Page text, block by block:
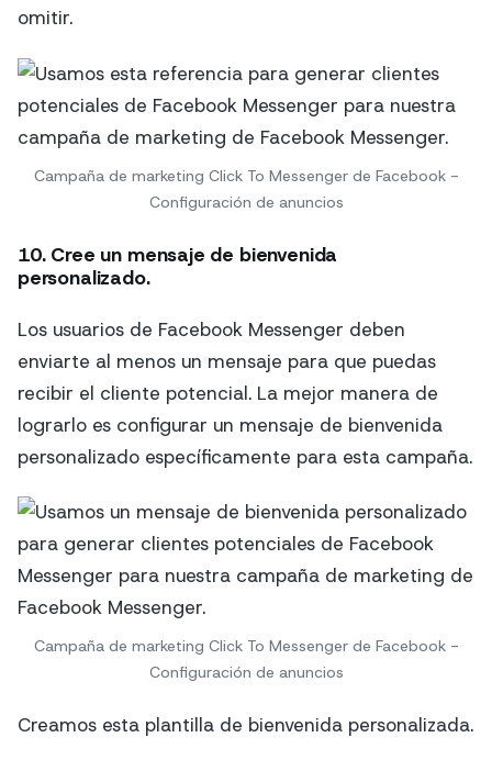
omitir.
Campaña de marketing Click To Messenger de Facebook -
Configuración de anuncios
10. Cree un mensaje de bienvenida
personalizado.
Los usuarios de Facebook Messenger deben
enviarte al menos un mensaje para que puedas
recibir el cliente potencial. La mejor manera de
lograrlo es configurar un mensaje de bienvenida
personalizado específicamente para esta campaña.
Campaña de marketing Click To Messenger de Facebook -
Configuración de anuncios
Creamos esta plantilla de bienvenida personalizada.